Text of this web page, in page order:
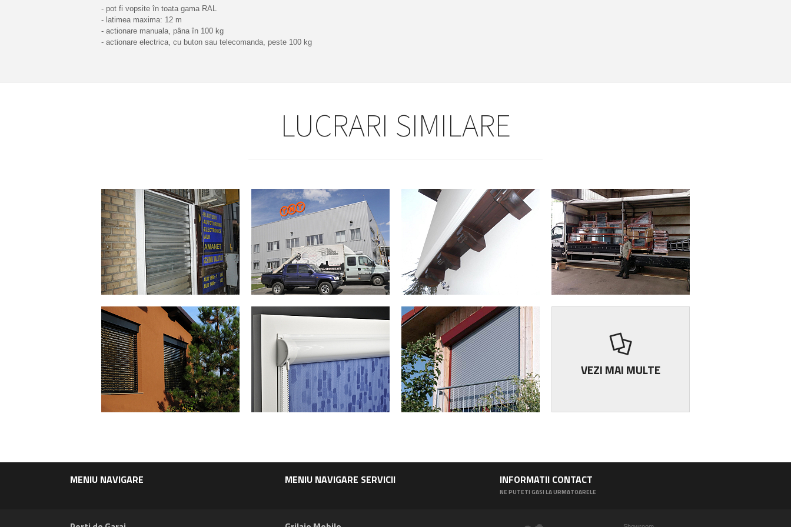
- pot fi vopsite în toata gama RAL
- latimea maxima: 12 m
- actionare manuala, pâna în 100 kg
- actionare electrica, cu buton sau telecomanda, peste 100 kg
LUCRARI SIMILARE

VEZI MAI MULTE
MENIU NAVIGARE MENIU NAVIGARE SERVICII INFORMATII CONTACT
NE PUTETI GASI LA URMATOARELE